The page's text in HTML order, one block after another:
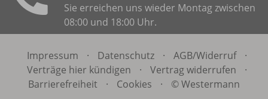
Sie erreichen uns wieder Montag zwischen
08:00 und 18:00 Uhr.
Impressum · Datenschutz · AGB/Widerruf
·
Verträge hier kündigen
· Vertrag widerrufen
·
Barrierefreiheit
· Cookies · © Westermann